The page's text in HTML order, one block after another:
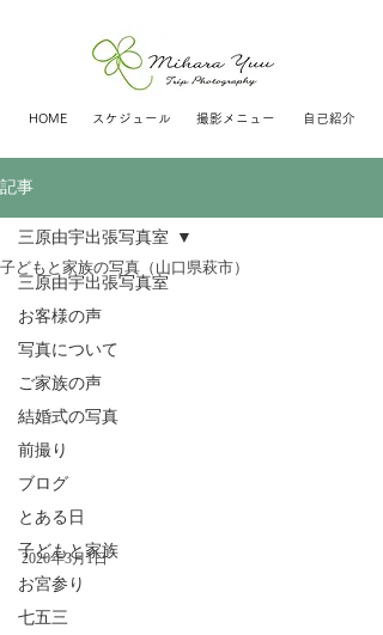
HOME スケジュール 撮影メニュー 自己紹介
記事
三原由宇出張写真室
お客様の声
写真について
ご家族の声
結婚式の写真
前撮り
ブログ
とある日
子どもと家族
お宮参り
七五三
三原由宇出張写真室
子どもと家族の写真（山口県萩市）
2020年3月1日